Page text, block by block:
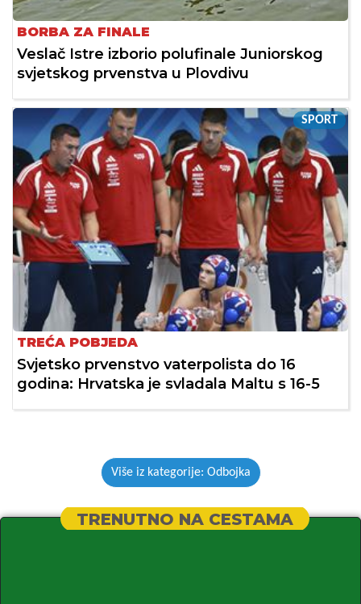
BORBA ZA FINALE
Veslač Istre izborio polufinale Juniorskog
svjetskog prvenstva u Plovdivu
SPORT
TREĆA POBJEDA
Svjetsko prvenstvo vaterpolista do 16
godina: Hrvatska je svladala Maltu s 16-5
Više iz kategorije: Odbojka
TRENUTNO NA CESTAMA